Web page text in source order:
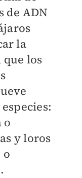
de ADN
la
que los
o
y loros
o